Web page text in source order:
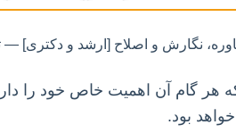
که هر گام آن اهمیت خاص خود را
بود.